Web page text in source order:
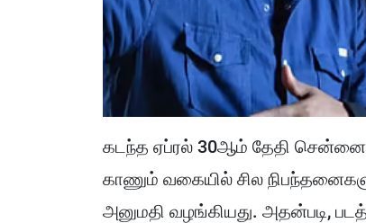
கடந்த ஏப்ரல் 30ஆம் தேதி சென்னை
காணும் வகையில் சில
அனுமதி வழங்கியது. அதன்படி,